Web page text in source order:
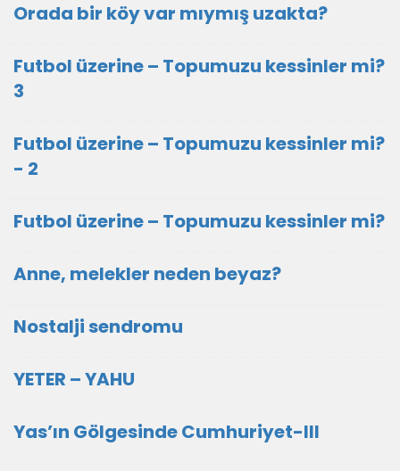
Orada bir köy var mıymış uzakta?
Futbol üzerine – Topumuzu kessinler mi?
3
Futbol üzerine – Topumuzu kessinler mi?
- 2
Futbol üzerine – Topumuzu kessinler mi?
Anne, melekler neden beyaz?
Nostalji sendromu
YETER – YAHU
Yas’ın Gölgesinde Cumhuriyet-III